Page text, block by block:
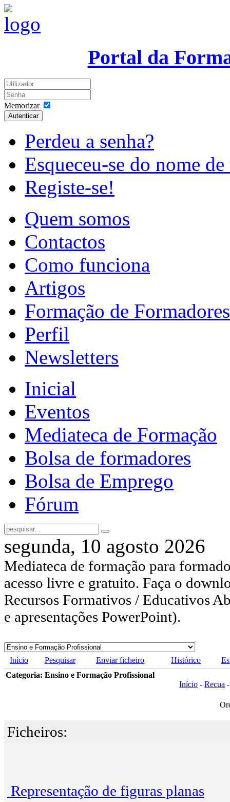
Portal da
Memorizar
Autenticar
Perdeu a senha?
Esqueceu-se do nome
Registe-se!
Quem somos
Contactos
Como funciona
Artigos
Formação de Formadores
Perfil
Newsletters
Inicial
Eventos
Mediateca de Formação
Bolsa de formadores
Bolsa de Emprego
Fórum
segunda, 10 agosto 2026
Mediateca de formação para
acesso livre e gratuito. Faça o
Recursos Formativos / Educativos
e apresentações PowerPoint).
Início Pesquisar Enviar ficheiro Histórico
Categoria: Ensino e Formação Profissional
Início - Recua
Ficheiros:
Representação de figuras planas